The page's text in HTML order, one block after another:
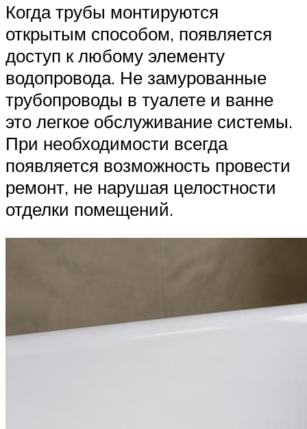
Когда трубы монтируются
открытым способом, появляется
доступ к любому элементу
водопровода. Не замурованные
трубопроводы в туалете и ванне
это легкое обслуживание системы.
При необходимости всегда
появляется возможность провести
ремонт, не нарушая целостности
отделки помещений.